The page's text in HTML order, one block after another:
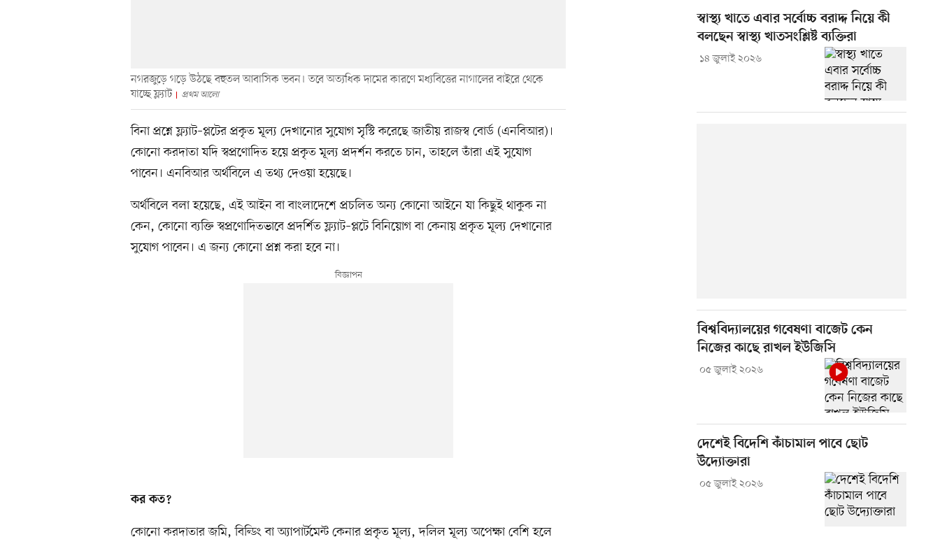
নগরজুড়ে গড়ে উঠছে বহুতল আবাসিক ভবন। তবে অত্যধিক দামের কারণে মধ্যবিত্তের নাগালের বাইরে থেকে
যাচ্ছে ফ্ল্যাট
প্রথম আলো
বিনা প্রশ্নে ফ্ল্যাট–প্লটের প্রকৃত মূল্য দেখানোর সুযোগ সৃস্টি করেছে জাতীয় রাজস্ব বোর্ড (এনবিআর)।
কোনো করদাতা যদি স্বপ্রণোদিত হয়ে প্রকৃত মূল্য প্রদর্শন করতে চান, তাহলে তাঁরা এই সুযোগ
পাবেন। এনবিআর অর্থবিলে এ তথ্য দেওয়া হয়েছে।
অর্থবিলে বলা হয়েছে, এই আইন বা বাংলাদেশে প্রচলিত অন্য কোনো আইনে যা কিছুই থাকুক না
কেন, কোনো ব্যক্তি স্বপ্রণোদিতভাবে প্রদর্শিত ফ্ল্যাট–প্লটে বিনিয়োগ বা কেনায় প্রকৃত মূল্য দেখানোর
সুযোগ পাবেন। এ জন্য কোনো প্রশ্ন করা হবে না।
কর কত?
কোনো করদাতার জমি, বিল্ডিং বা অ্যাপার্টমেন্ট কেনার প্রকৃত মূল্য, দলিল মূল্য অপেক্ষা বেশি হলে
স্বাস্থ্য খাতে এবার সর্বোচ্চ বরাদ্দ নিয়ে কী
বলছেন স্বাস্থ্য খাতসংশ্লিষ্ট ব্যক্তিরা
১৪ জুলাই ২০২৬
বিশ্ববিদ্যালয়ের গবেষণা বাজেট কেন
নিজের কাছে রাখল ইউজিসি
০৫ জুলাই ২০২৬
দেশেই বিদেশি কাঁচামাল পাবে ছোট
উদ্যোক্তারা
০৫ জুলাই ২০২৬